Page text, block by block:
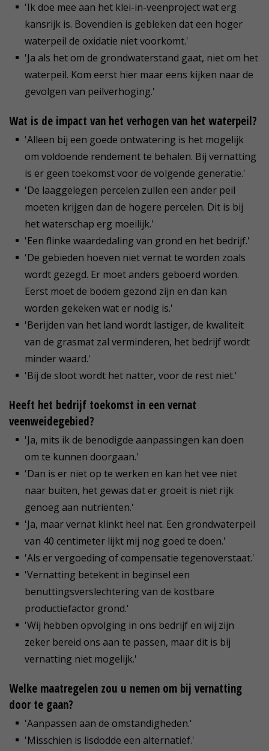
'Ik doe mee aan het klei-in-veenproject wat erg
kansrijk is. Bovendien is gebleken dat een hoger
waterpeil de oxidatie niet voorkomt.'
'Ja als het om de grondwaterstand gaat, niet om het
waterpeil. Kom eerst hier maar eens kijken naar de
gevolgen van peilverhoging.'
Wat is de impact van het verhogen van het waterpeil?
'Alleen bij een goede ontwatering is het mogelijk
om voldoende rendement te behalen. Bij vernatting
is er geen toekomst voor de volgende generatie.'
'De laaggelegen percelen zullen een ander peil
moeten krijgen dan de hogere percelen. Dit is bij
het waterschap erg moeilijk.'
'Een flinke waardedaling van grond en het bedrijf.'
'De gebieden hoeven niet vernat te worden zoals
wordt gezegd. Er moet anders geboerd worden.
Eerst moet de bodem gezond zijn en dan kan
worden gekeken wat er nodig is.'
'Berijden van het land wordt lastiger, de kwaliteit
van de grasmat zal verminderen, het bedrijf wordt
minder waard.'
'Bij de sloot wordt het natter, voor de rest niet.'
Heeft het bedrijf toekomst in een vernat
veenweidegebied?
'Ja, mits ik de benodigde aanpassingen kan doen
om te kunnen doorgaan.'
'Dan is er niet op te werken en kan het vee niet
naar buiten, het gewas dat er groeit is niet rijk
genoeg aan nutriënten.'
'Ja, maar vernat klinkt heel nat. Een grondwaterpeil
van 40 centimeter lijkt mij nog goed te doen.'
'Als er vergoeding of compensatie tegenoverstaat.'
'Vernatting betekent in beginsel een
benuttingsverslechtering van de kostbare
productiefactor grond.'
'Wij hebben opvolging in ons bedrijf en wij zijn
zeker bereid ons aan te passen, maar dit is bij
vernatting niet mogelijk.'
Welke maatregelen zou u nemen om bij vernatting
door te gaan?
'Aanpassen aan de omstandigheden.'
'Misschien is lisdodde een alternatief.'